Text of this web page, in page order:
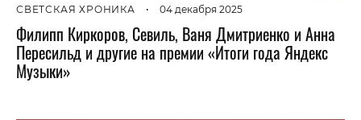
СВЕТСКАЯ ХРОНИКА • 04 декабря 2025
Филипп Киркоров, Севиль, Ваня Дмитриенко и Анна
Пересильд и другие на премии «Итоги года Яндекс
Музыки»